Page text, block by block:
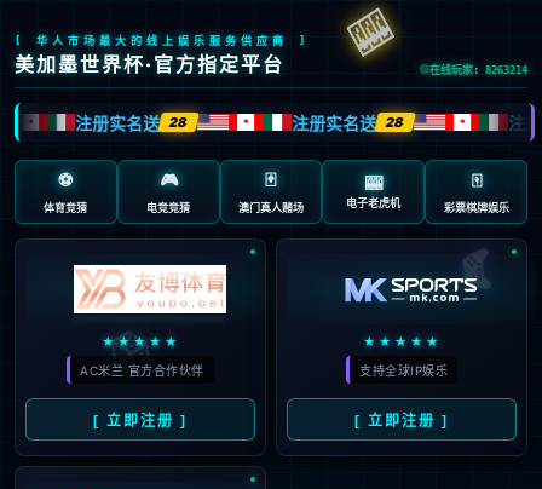
抱歉，页面无法访问...